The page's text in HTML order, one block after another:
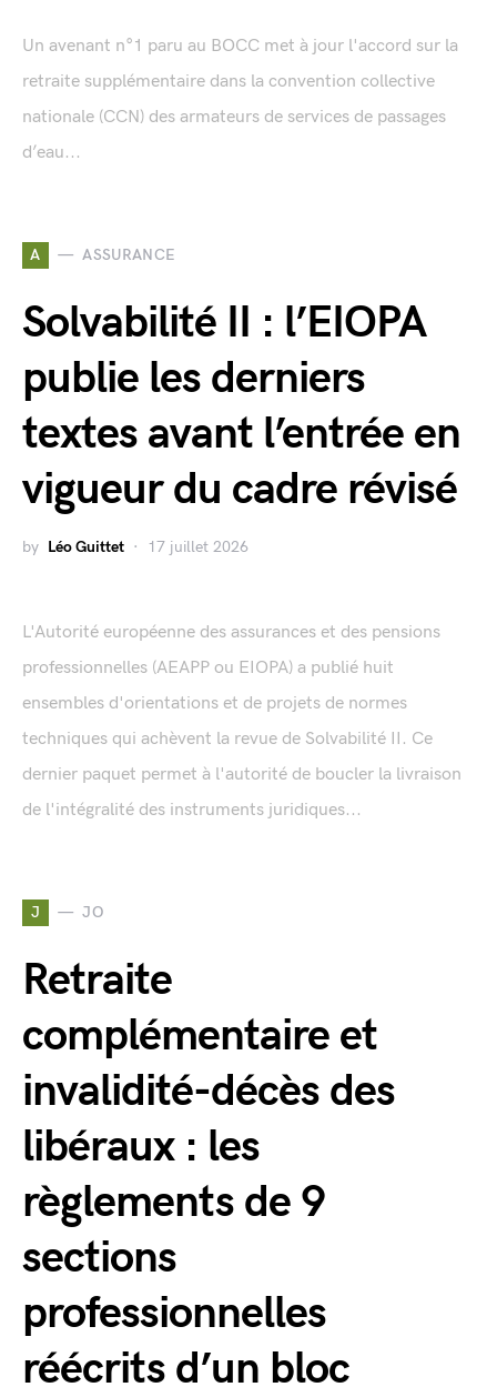
Un avenant n°1 paru au BOCC met à jour l'accord sur la
retraite supplémentaire dans la convention collective
nationale (CCN) des armateurs de services de passages
d’eau...
A ASSURANCE
Solvabilité II : l’EIOPA
publie les derniers
textes avant l’entrée en
vigueur du cadre révisé
by Léo Guittet 17 juillet 2026
L'Autorité européenne des assurances et des pensions
professionnelles (AEAPP ou EIOPA) a publié huit
ensembles d'orientations et de projets de normes
techniques qui achèvent la revue de Solvabilité II. Ce
dernier paquet permet à l'autorité de boucler la livraison
de l'intégralité des instruments juridiques...
J JO
Retraite
complémentaire et
invalidité-décès des
libéraux : les
règlements de 9
sections
professionnelles
réécrits d’un bloc